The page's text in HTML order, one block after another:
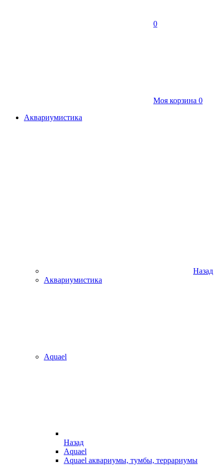
0
Моя корзина 0
Аквариумистика
Назад
Аквариумистика
Aquael
Назад
Aquael
Aquael аквариумы, тумбы, террариумы